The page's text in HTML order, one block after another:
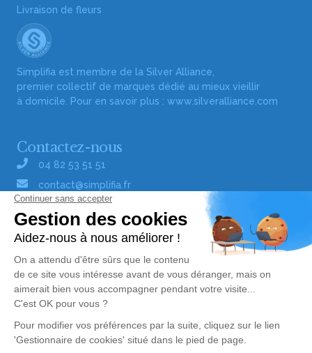
Livraison de fleurs
Simplifia est membre de la Silver Alliance,
premier collectif de marques dédié au mieux vieillir
à domicile. Pour en savoir plus : www.silveralliance.com
Contactez-nous
04 82 53 51 51
contact@simplifia.fr
Réseaux sociaux
Liens utiles
Publier un avis de décès
Signaler un abus/une erreur